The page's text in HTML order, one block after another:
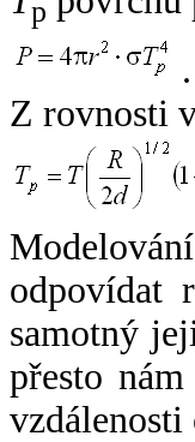
p
.
Z rovnosti
odpovídat
samotný
přesto
vzdálenosti